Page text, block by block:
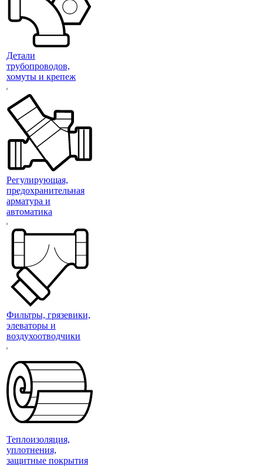
Детали
трубопроводов,
хомуты и крепеж
Регулирующая,
предохранительная
арматура и
автоматика
Фильтры, грязевики,
элеваторы и
воздухоотводчики
Теплоизоляция,
уплотнения,
защитные покрытия